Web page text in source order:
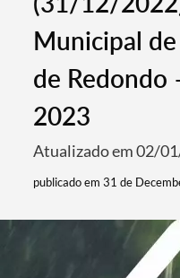
Municipal
de Redondo
2023
Atualizado em 02/
publicado em 31 de